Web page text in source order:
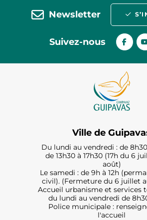
Newsletter
Suivez-nous
Ville de
Du lundi au vendredi : de 8h30
de 13h30 à 17h30 (17h du 6
août)
Le samedi : de 9h à 12h
civil). (Fermeture du 6 juillet
Accueil urbanisme et services
du lundi au vendredi de
Police municipale :
l'accueil